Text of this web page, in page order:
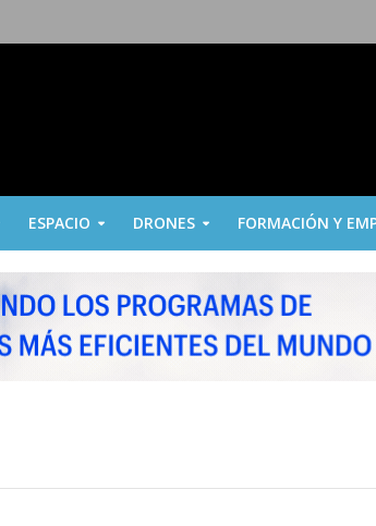
ESPACIO DRONES FORMACIÓN Y